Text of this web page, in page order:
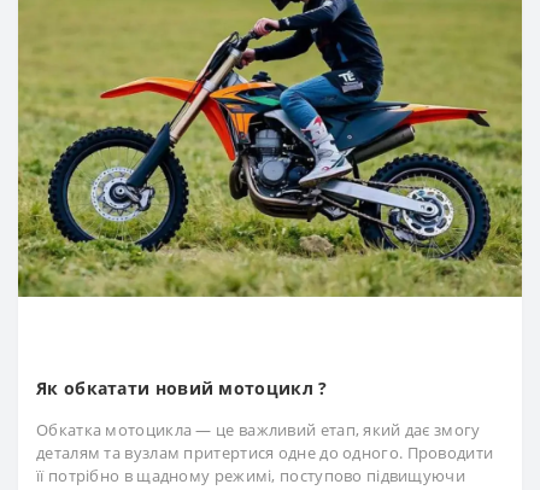
Як обкатати новий мотоцикл ?
Обкатка мотоцикла — це важливий етап, який дає змогу
деталям та вузлам притертися одне до одного. Проводити
її потрібно в щадному режимі, поступово підвищуючи